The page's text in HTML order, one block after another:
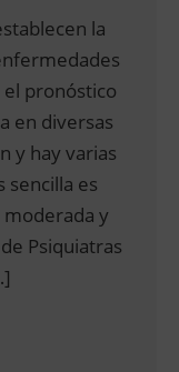
la
pronóstico
en diversas
y hay varias
sencilla es
y
Psiquiatras